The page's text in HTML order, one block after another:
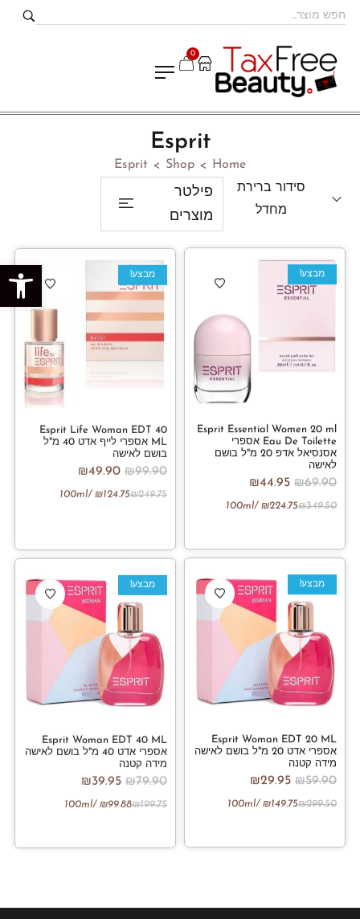
פתח סרגל נגישות
0
Esprit
Home
>
Shop
>
Esprit
סידור ברירת
מחדל
פילטר
מוצרים
מבצע!
Esprit Essential Women 20 ml
Eau De Toilette אספרי
אסנסיאל אדפ 20 מ"ל בושם
לאישה
₪69.90
₪44.95
₪349.50
₪224.75
/100ml
מבצע!
Esprit Life Woman EDT 40
ML אספרי לייף אדט 40 מ"ל
בושם לאישה
₪99.90
₪49.90
₪249.75
₪124.75
/100ml
מבצע!
Esprit Woman EDT 20 ML
אספרי אדט 20 מ"ל בושם לאישה
מידה קטנה
₪59.90
₪29.95
₪299.50
₪149.75
/100ml
מבצע!
Esprit Woman EDT 40 ML
אספרי אדט 40 מ"ל בושם לאישה
מידה קטנה
₪79.90
₪39.95
₪199.75
₪99.88
/100ml